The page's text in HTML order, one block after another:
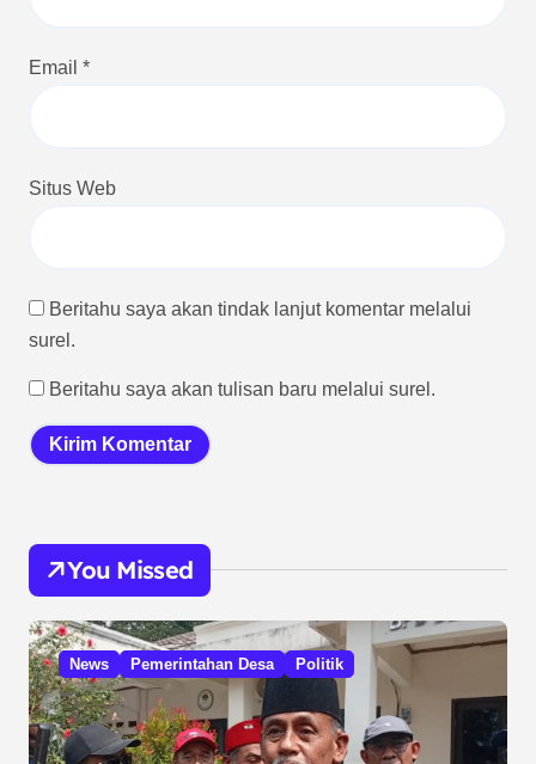
Email *
Situs Web
Beritahu saya akan tindak lanjut komentar melalui
surel.
Beritahu saya akan tulisan baru melalui surel.
You Missed
News Pemerintahan Desa Politik